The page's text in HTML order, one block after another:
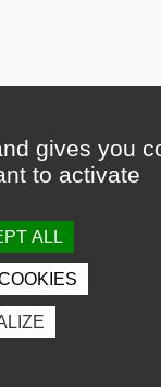
gives you
to activate
ALL